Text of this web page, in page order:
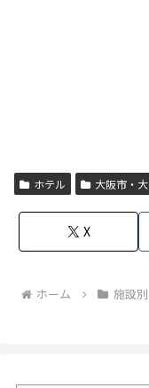
ホテル 大阪市・
X
ホーム 施設別